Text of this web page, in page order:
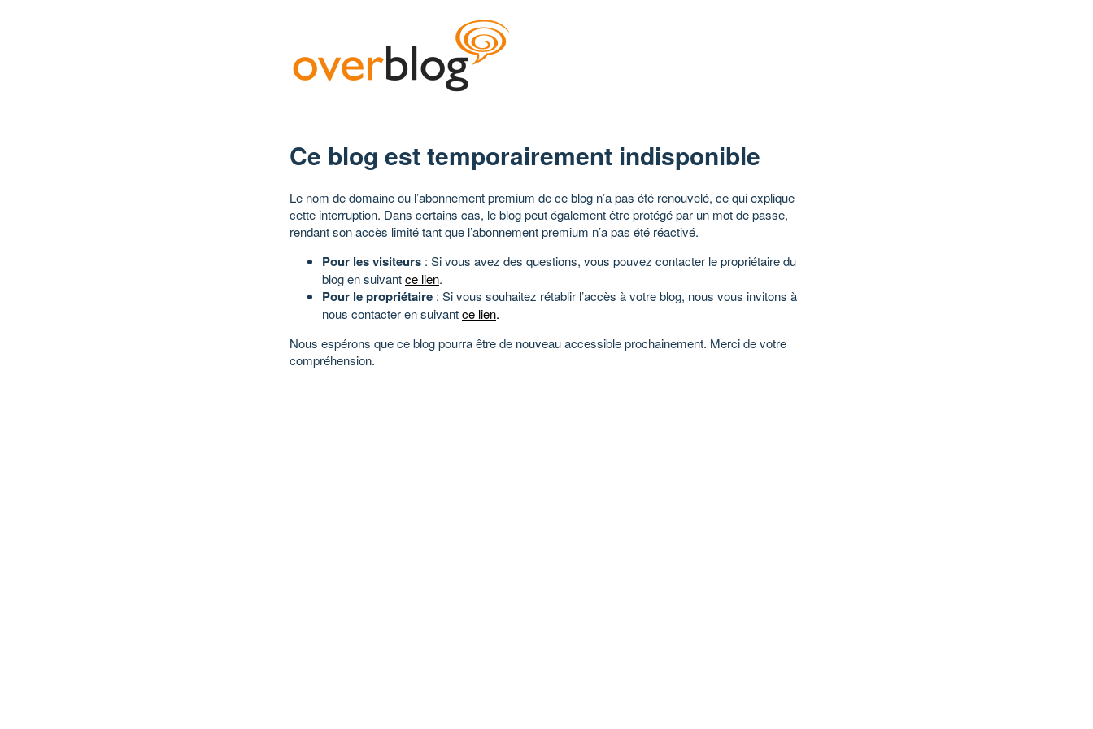
Ce blog est temporairement indisponible
Le nom de domaine ou l’abonnement premium de ce blog n’a pas été renouvelé, ce qui explique
cette interruption. Dans certains cas, le blog peut également être protégé par un mot de passe,
rendant son accès limité tant que l’abonnement premium n’a pas été réactivé.
Pour les visiteurs : Si vous avez des questions, vous pouvez contacter le propriétaire du
blog en suivantce lien.
Pour le propriétaire : Si vous souhaitez rétablir l’accès à votre blog, nous vous invitons à
nous contacter en suivantce lien.
Nous espérons que ce blog pourra être de nouveau accessible prochainement. Merci de votre
compréhension.